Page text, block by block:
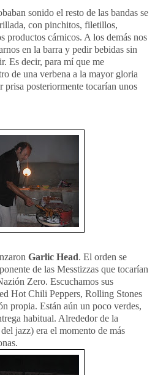
sonido el resto de las bandas se
con pinchitos, filetillos,
productos cárnicos. A los demás nos
en la barra y pedir bebidas sin
Es decir, para mí que me
de una verbena a la mayor gloria
prisa posteriormente tocarían unos
Garlic Head. El orden se
de las Messtizzas que tocarían
Zero. Escuchamos sus
Hot Chili Peppers, Rolling Stones
propia. Están aún un poco verdes,
habitual. Alrededor de la
jazz) era el momento de más